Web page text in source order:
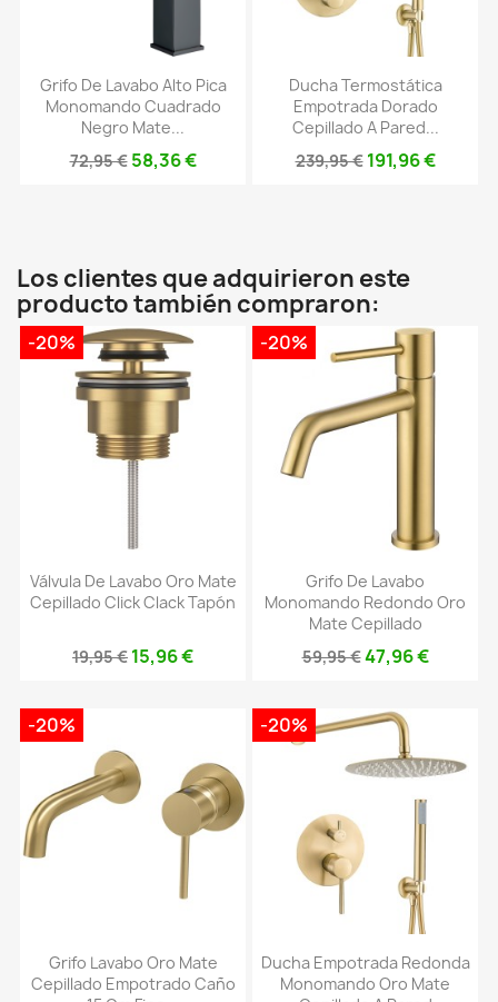
Grifo De Lavabo Alto Pica
Monomando Cuadrado
Negro Mate...
72,95 € 58,36 €
Ducha Termostática
Empotrada Dorado
Cepillado A Pared...
239,95 € 191,96 €
Los clientes que adquirieron este
producto también compraron:
Válvula De Lavabo Oro Mate
Cepillado Click Clack Tapón
19,95 € 15,96 €
-20%
Grifo De Lavabo
Monomando Redondo Oro
Mate Cepillado
59,95 €47,96 €
-20%
Grifo Lavabo Oro Mate
Cepillado Empotrado Caño
-20%
Ducha Empotrada Redonda
Monomando Oro Mate
-20%